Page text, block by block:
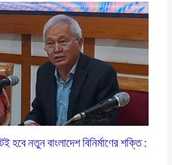
হবে নতুন বাংলাদেশ বিনির্মাণের শক্তি :